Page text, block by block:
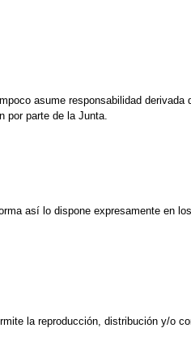
asume responsabilidad derivada
por parte de la Junta.
así lo dispone expresamente en
la reproducción, distribución y/o